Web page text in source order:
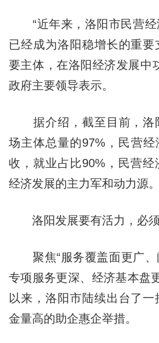
“近年来，洛阳市民营经
已经成为洛阳稳增长的重
要主体，在洛阳经济发展中
政府主要领导表示。
据介绍，截至目前，洛
场主体总量的97%，民营
收，就业占比90%，民营经
经济发展的主力军和动力源。
洛阳发展要有活力，必须
聚焦“服务覆盖面更广、
专项服务更深、经济基本盘
以来，洛阳市陆续出台了
金量高的助企惠企举措。